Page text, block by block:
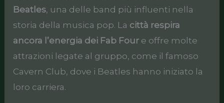
Beatles, una delle band più influenti nella
storia della musica pop. La città respira
ancora l’energia dei Fab Four e offre molte
attrazioni legate al gruppo, come il famoso
Cavern Club, dove i Beatles hanno iniziato la
loro carriera.